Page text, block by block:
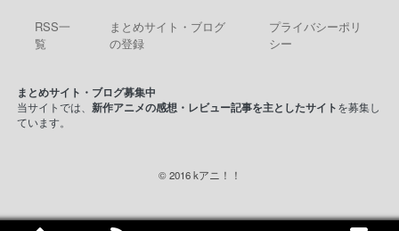
RSS一
覧
まとめサイト・ブログ
の登録
プライバシーポリ
シー
まとめサイト・ブログ募集中
当サイトでは、 新作アニメの感想・レビュー記事を主としたサイトを募集し
ています。
© 2016 kアニ！！